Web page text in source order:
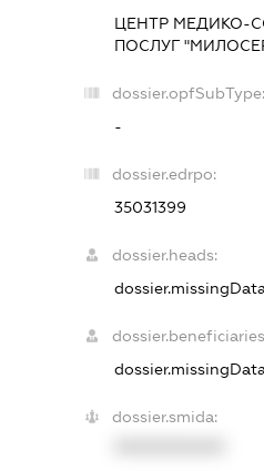
ЦЕНТР МЕДИКО-
ПОСЛУГ
dossier.opfSubType:
-
dossier.edrpo:
35031399
dossier.heads:
dossier.missingData
dossier.missingData
dossier.smida: